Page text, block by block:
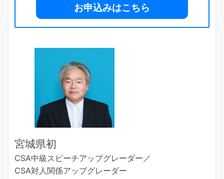
お申込みはこちら
宮城県初
CSA中級スピーチアップグレーダー／
CSA対人関係アップグレーダー